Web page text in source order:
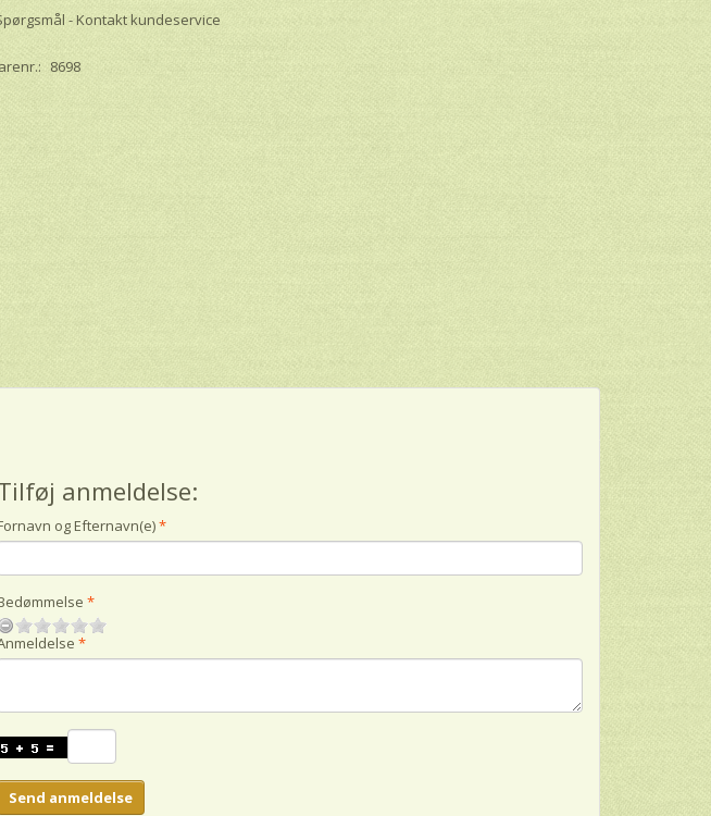
- Kontakt kundeservice
8698
anmeldelse:
og Efternavn(e)
Send anmeldelse